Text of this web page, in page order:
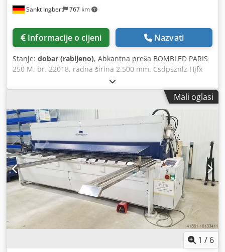
Sankt Ingbert 767 km
Informacije o cijeni Nazvati
Stanje: dobar (rabljeno), Abkantna preša BOMBLED PARIS
250 M, br. 22018, radna širina 2.500 mm. Csdpsznlz Hjfx
Mali oglasi
1 / 6